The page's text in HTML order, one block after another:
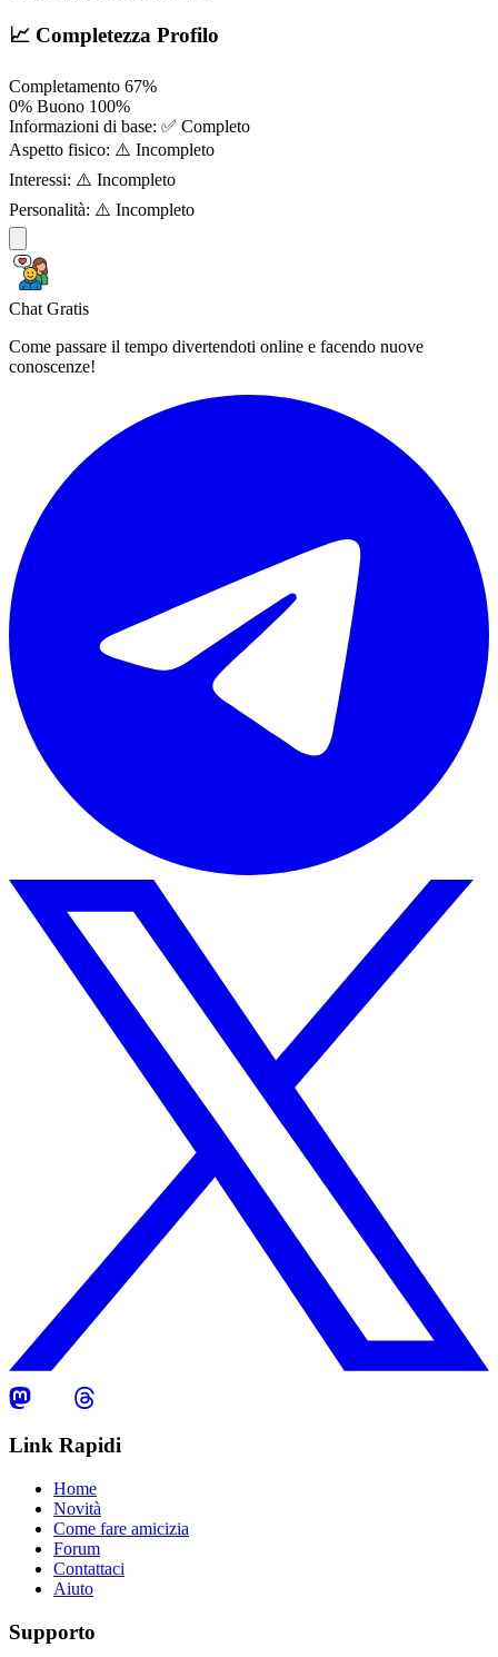
📈 Completezza Profilo
Completamento 67%
0% Buono 100%
Informazioni di base: ✅ Completo
Aspetto fisico: ⚠️ Incompleto
Interessi: ⚠️ Incompleto
Personalità: ⚠️ Incompleto
Chat Gratis
Come passare il tempo divertendoti online e facendo nuove
conoscenze!
Link Rapidi
Home
Novità
Come fare amicizia
Forum
Contattaci
Aiuto
Supporto